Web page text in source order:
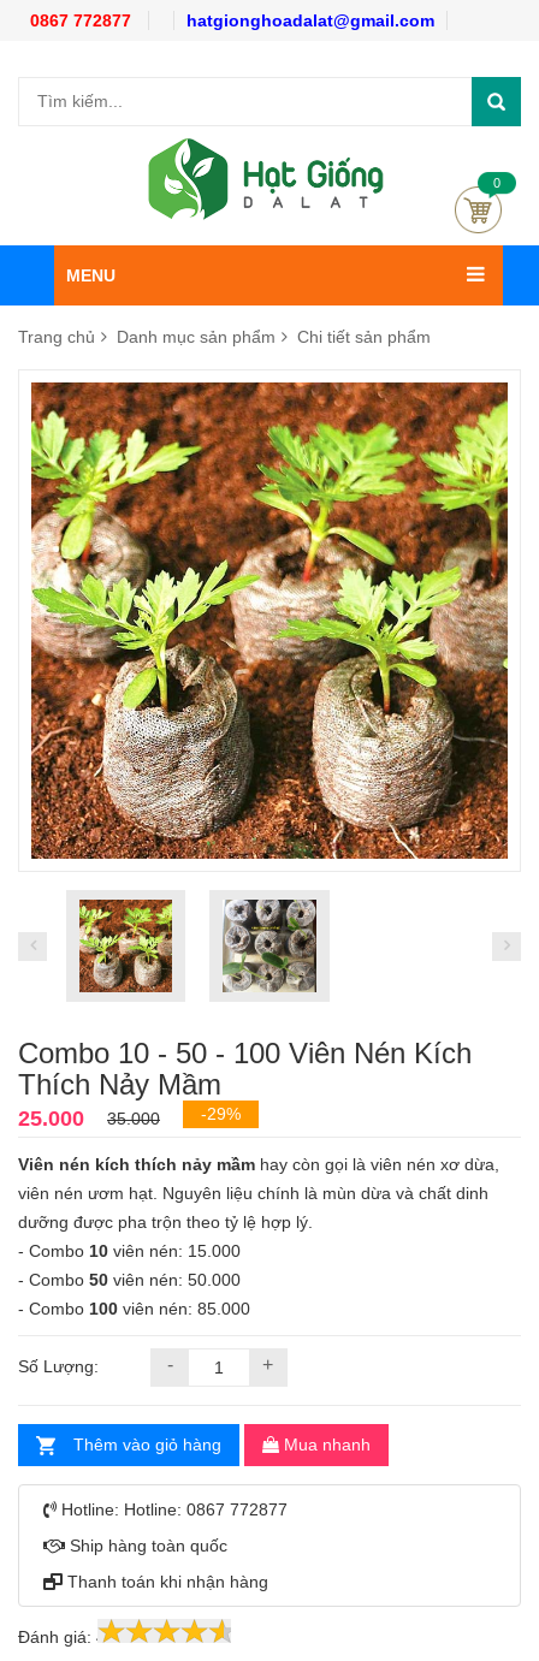
0867 772877 hatgionghoadalat@gmail.com
0
MENU
Trang chủ Danh mục sản phẩm Chi tiết sản phẩm
Combo 10 - 50 - 100 Viên Nén Kích
Thích Nảy Mầm
25.000 35.000 -29%
Viên nén kích thích nảy mầm hay còn gọi là viên nén xơ dừa,
viên nén ươm hạt. Nguyên liệu chính là mùn dừa và chất dinh
dưỡng được pha trộn theo tỷ lệ hợp lý.
- Combo 10 viên nén: 15.000
- Combo 50 viên nén: 50.000
- Combo 100 viên nén: 85.000
Số Lượng: - +
Thêm vào giỏ hàng Mua nhanh
Hotline: Hotline: 0867 772877
Ship hàng toàn quốc
Thanh toán khi nhận hàng
Đánh giá: 4.8 200